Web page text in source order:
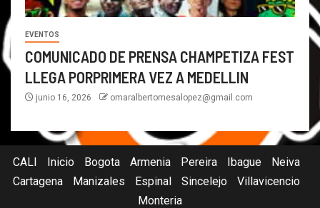
EVENTOS
COMUNICADO DE PRENSA CHAMPETIZA FEST
LLEGA PORPRIMERA VEZ A MEDELLIN
junio 16, 2026 omaralbertomesalopez@gmail.com
CALI Inicio Bogota Armenia Pereira Ibague
Neiva
Cartagena
Manizales Espinal Sincelejo
Villavicencio
Monteria